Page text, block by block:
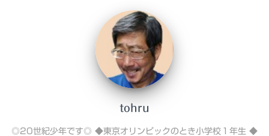
tohru
◎20世紀少年です◎ ◆東京オリンピックのとき小学校１年生 ◆